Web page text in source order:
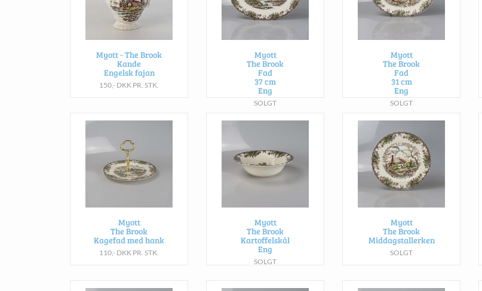
Myott - The Brook
Kande
Engelsk fajan
150,- DKK PR. STK.
Myott
The Brook
Fad
37 cm
Eng
SOLGT
Myott
The Brook
Fad
31 cm
Eng
SOLGT
Myott
The Brook
Kagefad med hank
110,- DKK PR. STK.
Myott
The Brook
Kartoffelskål
Eng
SOLGT
Myott
The Brook
Middagstallerken
SOLGT